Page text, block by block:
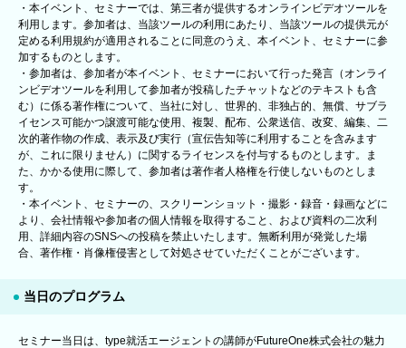
・本イベント、セミナーでは、第三者が提供するオンラインビデオツールを
利用します。参加者は、当該ツールの利用にあたり、当該ツールの提供元が
定める利用規約が適用されることに同意のうえ、本イベント、セミナーに参
加するものとします。
・参加者は、参加者が本イベント、セミナーにおいて行った発言（オンライ
ンビデオツールを利用して参加者が投稿したチャットなどのテキストも含
む）に係る著作権について、当社に対し、世界的、非独占的、無償、サブラ
イセンス可能かつ譲渡可能な使用、複製、配布、公衆送信、改変、編集、二
次的著作物の作成、表示及び実行（宣伝告知等に利用することを含みます
が、これに限りません）に関するライセンスを付与するものとします。ま
た、かかる使用に際して、参加者は著作者人格権を行使しないものとしま
す。
・本イベント、セミナーの、スクリーンショット・撮影・録音・録画などに
より、会社情報や参加者の個人情報を取得すること、および資料の二次利
用、詳細内容のSNSへの投稿を禁止いたします。無断利用が発覚した場
合、著作権・肖像権侵害として対処させていただくことがございます。
当日のプログラム
セミナー当日は、type就活エージェントの講師がFutureOne株式会社の魅力